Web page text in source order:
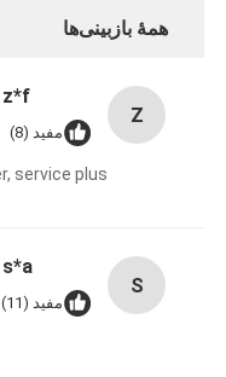
WDM MUX DEMUX
فیش نوری Patchcord
رنگدانه فیبر نوری
همهٔ بازبینی‌ها
Z
z*f
مفید (8)
service plus+
S
s*a
مفید (11)